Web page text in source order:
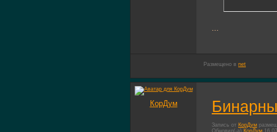
...
Размещено в net
КорДум
Запись от КорДум
Обновил(-а) КорДум